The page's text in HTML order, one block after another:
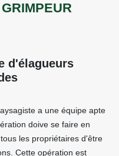
d'élagueurs
a une équipe apte
doive se faire en
les propriétaires d'être
Cette opération est